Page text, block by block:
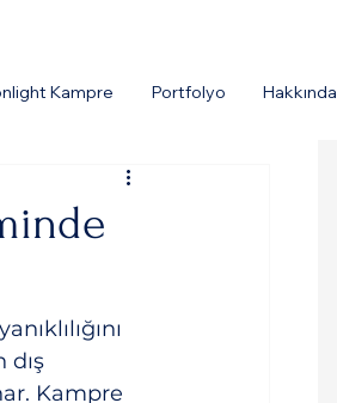
Kampre Portfolyo Hakkında
dış
Kampre